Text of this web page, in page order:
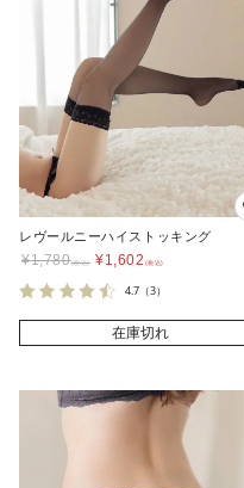
レヴールニーハイストッキング
¥1,780 ¥1,602
4.7 （3）
在庫切れ